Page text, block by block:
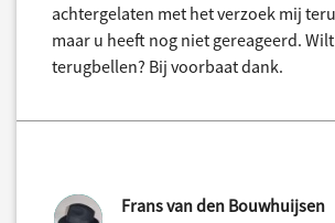
achtergelaten met het verzoek mij
maar u heeft nog niet gereageerd.
terugbellen? Bij voorbaat dank.
Frans van den Bouwhuijsen